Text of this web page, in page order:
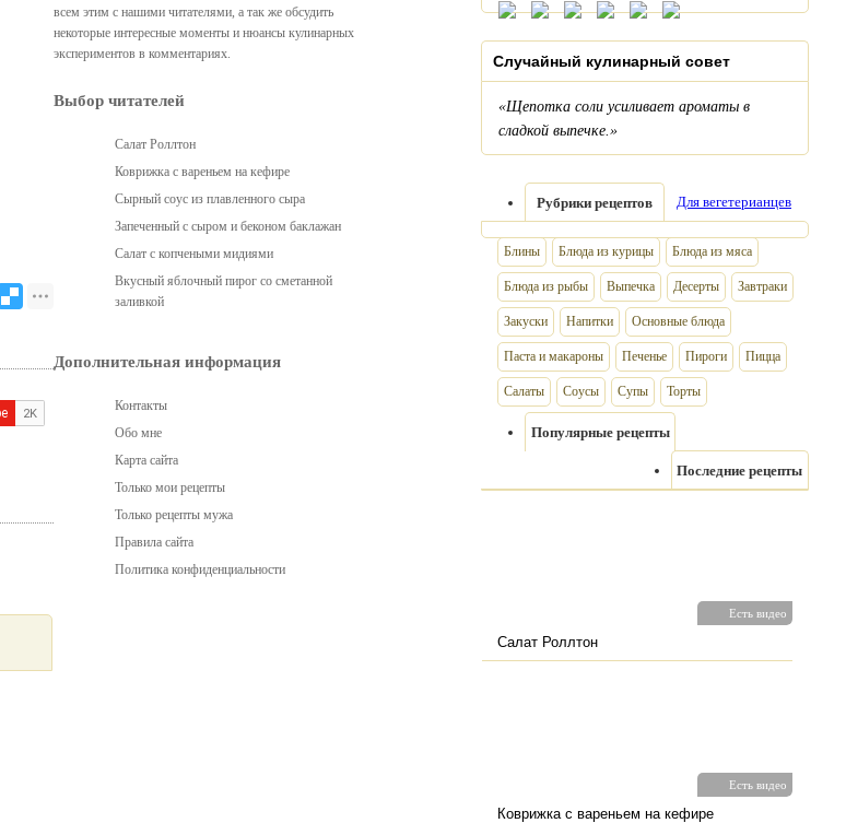
Случайный кулинарный совет
«Щепотка соли усиливает ароматы в
сладкой выпечке.»
Рубрики рецептов Для вегетерианцев
Блины Блюда из курицы Блюда из мяса
Блюда из рыбы Выпечка Десерты Завтраки
Закуски Напитки Основные блюда
Паста и макароны Печенье Пироги Пицца
Салаты Соусы Супы Торты
Популярные рецепты
Последние рецепты
Есть видео
Салат Роллтон
Есть видео
Коврижка с вареньем на кефире
всем этим с нашими читателями, а так же обсудить
некоторые интересные моменты и нюансы кулинарных
экспериментов в комментариях.
Выбор читателей
Салат Роллтон
Коврижка с вареньем на кефире
Сырный соус из плавленного сыра
Запеченный с сыром и беконом баклажан
Салат с копчеными мидиями
Вкусный яблочный пирог со сметанной
заливкой
Дополнительная информация
Контакты
Обо мне
Карта сайта
Только мои рецепты
Только рецепты мужа
Правила сайта
Политика конфиденциальности